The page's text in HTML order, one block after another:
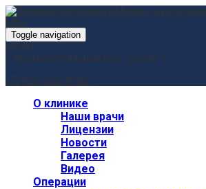
Toggle navigation
МЕНЮ
г. Москва Столярный пер., 3, корп. 2
+7 (926) 656-49-80
О клинике
Наши врачи
Лицензии
Новости
Галерея
Видео
Операции